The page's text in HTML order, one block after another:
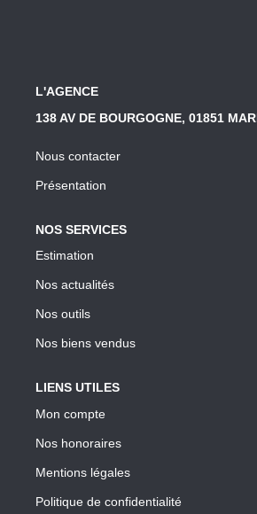
L'AGENCE
138 AV DE BOURGOGNE, 01851
Nous contacter
Présentation
NOS SERVICES
Estimation
Nos actualités
Nos outils
Nos biens vendus
LIENS UTILES
Mon compte
Nos honoraires
Mentions légales
Politique de confidentialité